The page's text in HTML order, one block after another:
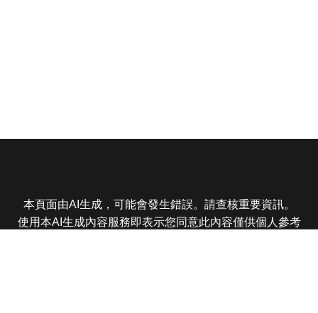
本頁面由AI生成，可能會發生錯誤。請查核重要資訊。
使用本AI生成內容服務即表示您同意此內容僅供個人參考